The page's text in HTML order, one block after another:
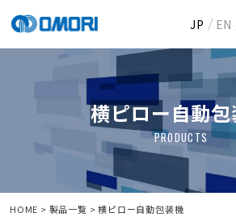
JP EN
横ピロー自動包
HOME 製品一覧 横ピロー自動包装機